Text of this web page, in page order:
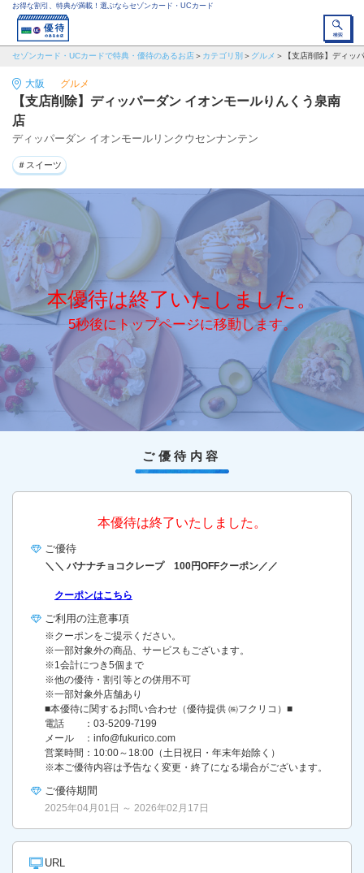
お得な割引、特典が満載！選ぶならセゾンカード・UCカード
セゾンカード・UCカードで特典・優待のあるお店 カテゴリ別 グルメ 【支店削除】ディッ
大阪 グルメ
【支店削除】ディッパーダン イオンモールりんくう泉南
店
ディッパーダン イオンモールリンクウセンナンテン
＃スイーツ
本優待は終了いたしました。
5秒後にトップページに移動します。
ご優待内容
本優待は終了いたしました。
ご優待
＼＼ バナナチョコクレープ 100円OFFクーポン／／
クーポンはこちら
ご利用の注意事項
※クーポンをご提示ください。
※一部対象外の商品、サービスもございます。
※1会計につき5個まで
※他の優待・割引等との併用不可
※一部対象外店舗あり
■本優待に関するお問い合わせ（優待提供 ㈱フクリコ）■
電話 ：03-5209-7199
メール ：info@fukurico.com
営業時間：10:00～18:00（土日祝日・年末年始除く）
※本ご優待内容は予告なく変更・終了になる場合がございます。
ご優待期間
2025年04月01日 ～ 2026年02月17日
URL